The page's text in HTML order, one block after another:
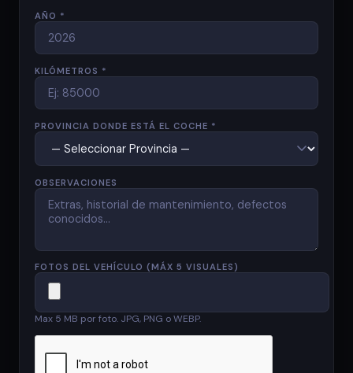
AÑO *
KILÓMETROS *
PROVINCIA DONDE ESTÁ EL COCHE *
OBSERVACIONES
FOTOS DEL VEHÍCULO (MÁX 5 VISUALES)
Max 5 MB por foto. JPG, PNG o WEBP.